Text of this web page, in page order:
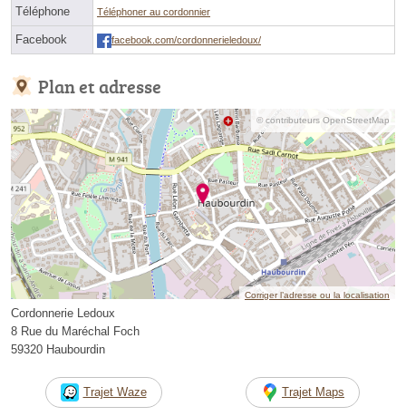
Téléphone Téléphoner au cordonnier
Facebook facebook.com/cordonnerieledoux/
Plan et adresse
© contributeurs OpenStreetMap
Corriger l’adresse ou la localisation
Cordonnerie Ledoux
8 Rue du Maréchal Foch
59320 Haubourdin
Trajet Waze Trajet Maps